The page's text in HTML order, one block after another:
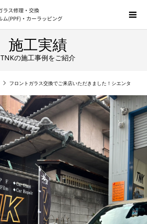
施工実績
TNKの施工事例をご紹介
フロントガラス交換でご来店いただきました！シエンタ